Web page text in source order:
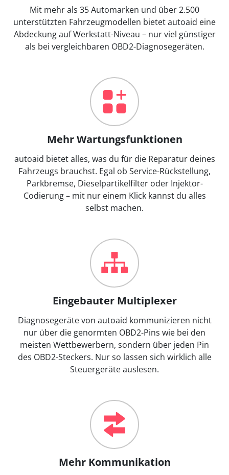
Mit mehr als 35 Automarken und über 2.500
unterstützten Fahrzeugmodellen bietet autoaid eine
Abdeckung auf Werkstatt-Niveau – nur viel günstiger
als bei vergleichbaren OBD2-Diagnosegeräten.
Mehr Wartungsfunktionen
autoaid bietet alles, was du für die Reparatur deines
Fahrzeugs brauchst. Egal ob Service-Rückstellung,
Parkbremse, Dieselpartikelfilter oder Injektor-
Codierung – mit nur einem Klick kannst du alles
selbst machen.
Eingebauter Multiplexer
Diagnosegeräte von autoaid kommunizieren nicht
nur über die genormten OBD2-Pins wie bei den
meisten Wettbewerbern, sondern über jeden Pin
des OBD2-Steckers. Nur so lassen sich wirklich alle
Steuergeräte auslesen.
Mehr Kommunikation